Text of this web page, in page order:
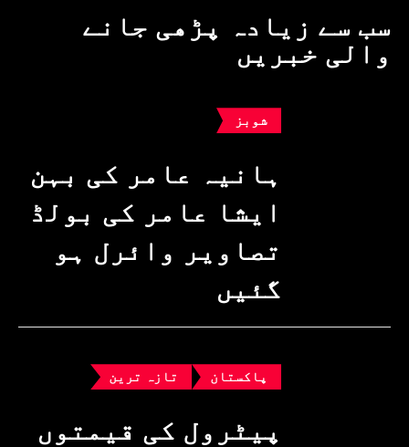
سب سے زیادہ پڑھی جانے
والی خبریں
شوبز
ہانیہ عامر کی بہن
ایشا عامر کی بولڈ
تصاویر وائرل ہو
گئیں
پاکستان تازہ ترین
پیٹرول کی قیمتوں